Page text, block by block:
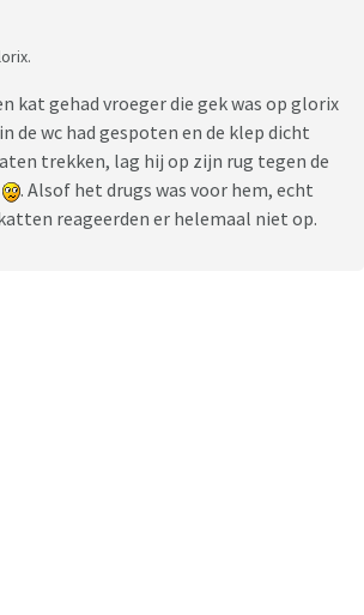
kat gehad vroeger die gek was op glorix
de wc had gespoten en de klep dicht
trekken, lag hij op zijn rug tegen de
. Alsof het drugs was voor hem, echt
reageerden er helemaal niet op.